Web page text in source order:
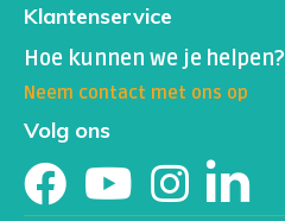
Klantenservice
Hoe kunnen we je helpen?
Neem contact met ons op
Volg ons